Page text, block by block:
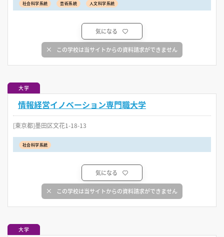
社会科学系統 芸術系統 人文科学系統
気になる
この学校は当サイトからの資料請求ができません
大学
情報経営イノベーション専門職大学
[東京都]墨田区文花1-18-13
社会科学系統
気になる
この学校は当サイトからの資料請求ができません
大学